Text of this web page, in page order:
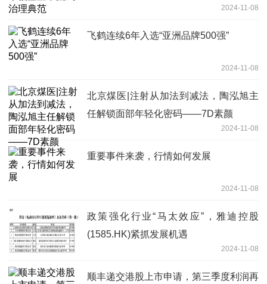
2024-11-08
飞鹤连续6年入选“亚洲品牌500强”
2024-11-08
北京煤医|注射从加法到减法，陶泓旭主
任解锁面部年轻化密码——7D素颜
2024-11-08
重要事件来袭，行情如何发展
2024-11-08
政策强化行业“马太效应”，雅迪控股
(1585.HK)紧抓发展机遇
2024-11-08
顺丰递交港股上市申请，第三季度利润再